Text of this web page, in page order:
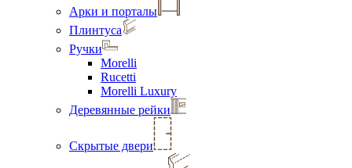
Арки и порталы
Плинтуса
Ручки
Morelli
Rucetti
Morelli Luxury
Деревянные рейки
Скрытые двери